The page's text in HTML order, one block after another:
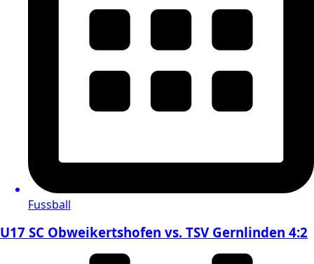
Fussball
U17 SC Obweikertshofen vs. TSV Gernlinden 4:2